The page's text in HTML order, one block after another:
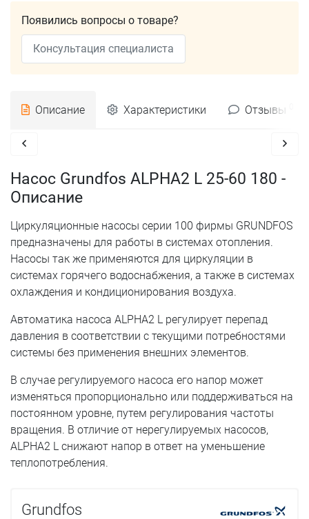
Появились вопросы о товаре?
Консультация специалиста
Описание Характеристики Отзывы
Насос Grundfos ALPHA2 L 25-60 180 -
Описание
Циркуляционные насосы cерии 100 фирмы GRUNDFOS
предназначены для работы в системах отопления.
Насосы так же применяются для циркуляции в
системах горячего водоснабжения, а также в системах
охлаждения и кондиционирования воздуха.
Автоматика насоса ALPHA2 L регулирует перепад
давления в соответствии с текущими потребностями
системы без применения внешних элементов.
В случае регулируемого насоса его напор может
изменяться пропорционально или поддерживаться на
постоянном уровне, путем регулирования частоты
вращения. В отличие от нерегулируемых насосов,
ALPHA2 L снижают напор в ответ на уменьшение
теплопотребления.
Grundfos